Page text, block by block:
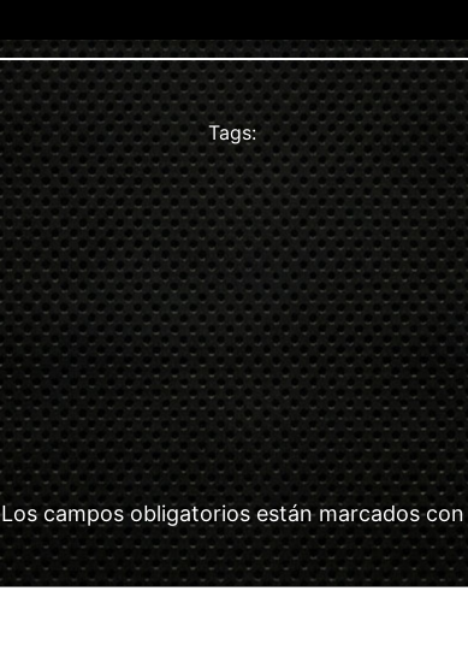
Tags:
Los campos obligatorios están marcados